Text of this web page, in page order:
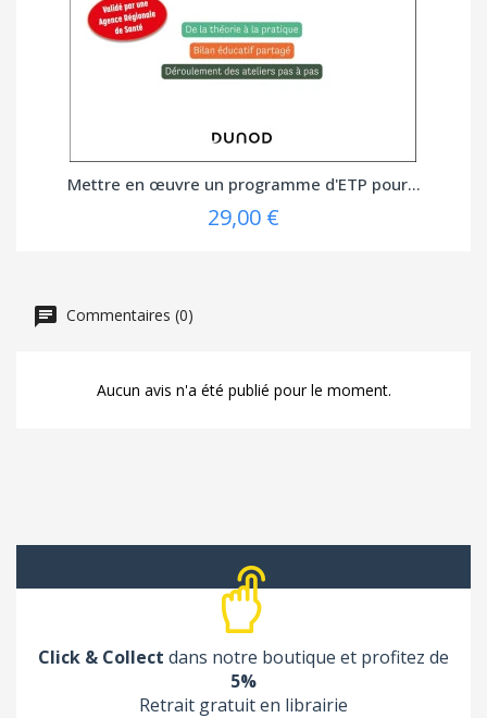
Mettre en œuvre un programme d'ETP pour...
29,00 €
Commentaires (0)
Aucun avis n'a été publié pour le moment.
Click & Collect dans notre boutique et profitez de
5%
Retrait gratuit en librairie